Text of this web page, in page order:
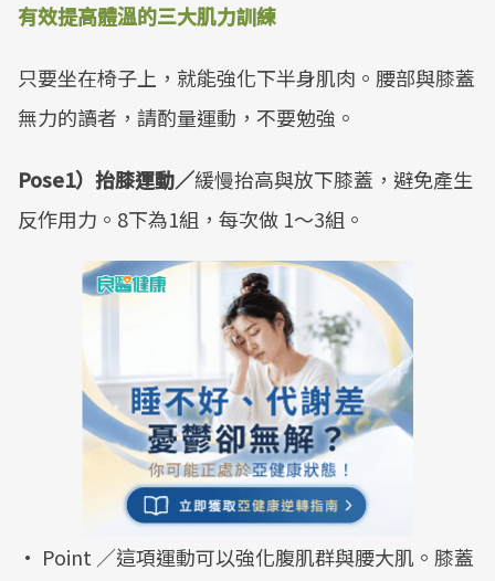
有效提高體溫的三大肌力訓練
只要坐在椅子上，就能強化下半身肌肉。腰部與膝蓋
無力的讀者，請酌量運動，不要勉強。
Pose1）抬膝運動／緩慢抬高與放下膝蓋，避免產生
反作用力。8下為1組，每次做 1～3組。
• Point ／這項運動可以強化腹肌群與腰大肌。膝蓋